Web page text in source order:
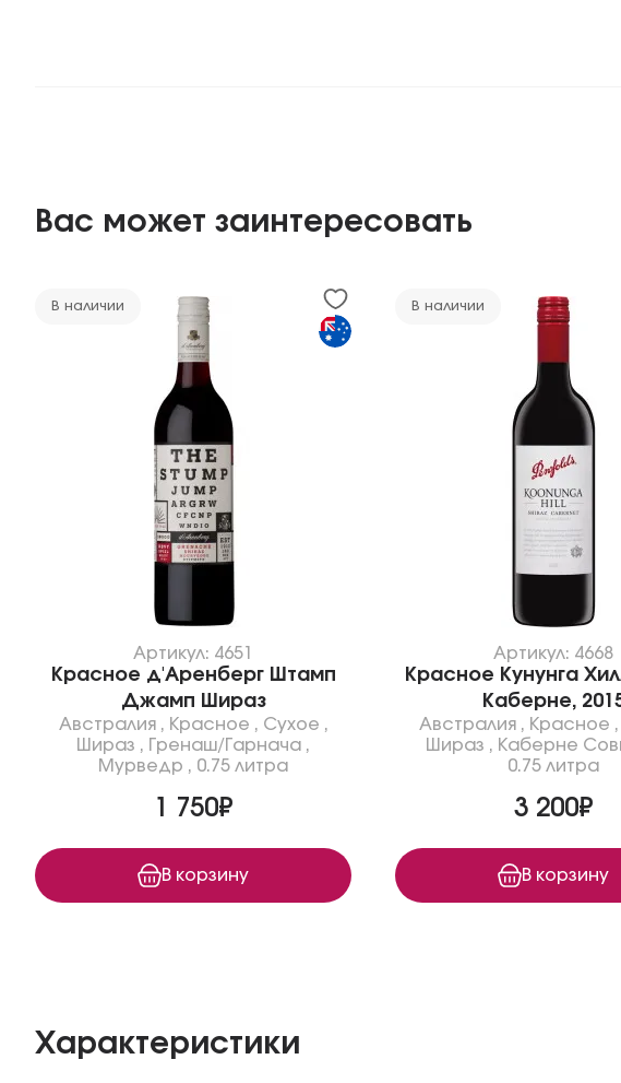
Вас может заинтересовать
В наличии
Артикул: 4651
Красное д'Аренберг Штамп
Джамп Шираз
Австралия, Красное , Сухое ,
Шираз , Гренаш/Гарнача ,
Мурведр , 0.75 литра
1 750₽
В корзину
В наличии
Артикул: 4668
Красное Кунунга
Каберне,
Австралия, Красное ,
Шираз , Каберне
0.75 литра
3 200₽
В корзину
Характеристики